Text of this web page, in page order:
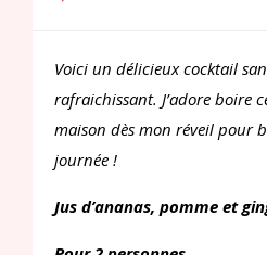
Voici un délicieux cocktail
rafraichissant. J’adore boire
maison dès mon réveil pour
journée !
Jus d’ananas, pomme et